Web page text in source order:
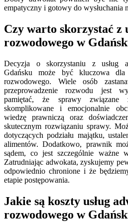
empatyczny i gotowy do wysłuchania
Czy warto skorzystać z
rozwodowego w
Decyzja o skorzystaniu z usług
Gdańsku może być kluczowa dla
rozwodowego. Wiele osób
przeprowadzenie rozwodu jest
pamiętać, że sprawy
skomplikowane i emocjonalnie
wiedzę prawniczą oraz
skutecznym rozwiązaniu sprawy.
dotyczących podziału majątku,
alimentów. Dodatkowo, prawnik
sądem, co jest szczególnie ważne
Zatrudniając adwokata, zyskujemy
odpowiednio chronione i że
etapie postępowania.
Jakie są koszty usług
rozwodowego w